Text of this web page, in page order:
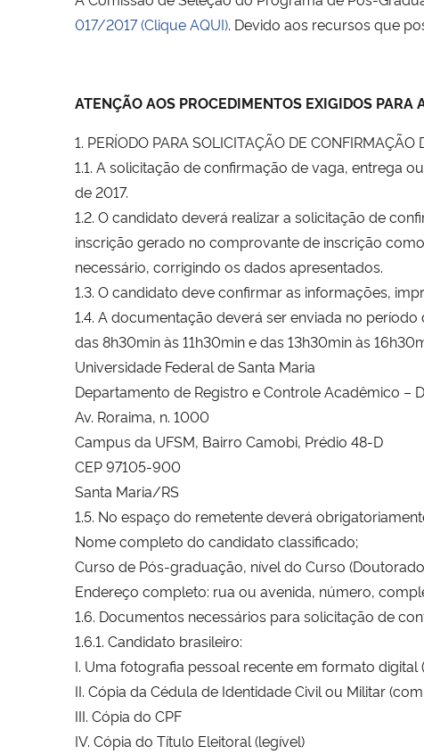
017/2017(Clique AQUI). Devido aos recursos que
ATENÇÃO AOS PROCEDIMENTOS EXIGIDOS PARA
1. PERÍODO PARA SOLICITAÇÃO DE
1.1. A solicitação de confirmação de vaga, entrega
de 2017.
1.2. O candidato deverá realizar a solicitação de
inscrição gerado no comprovante de inscrição
necessário, corrigindo os dados apresentados.
1.3. O candidato deve confirmar as informações,
1.4. A documentação deverá ser enviada no
das 8h30min às 11h30min e das 13h30min às
Universidade Federal de Santa Maria
Departamento de Registro e Controle Acadêmico –
Av. Roraima, n. 1000
Campus da UFSM, Bairro Camobi, Prédio 48-D
CEP 97105-900
Santa Maria/RS
1.5. No espaço do remetente deverá
Nome completo do candidato classificado;
Curso de Pós-graduação, nível do Curso
Endereço completo: rua ou avenida, número,
1.6. Documentos necessários para solicitação de
1.6.1. Candidato brasileiro:
I. Uma fotografia pessoal recente em formato
II. Cópia da Cédula de Identidade Civil ou Militar
III. Cópia do CPF
IV. Cópia do Título Eleitoral (legível)